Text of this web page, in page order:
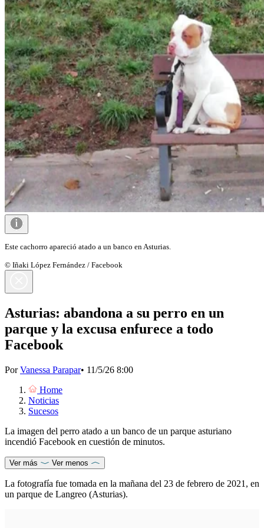
Este cachorro apareció atado a un banco en Asturias.
© Iñaki López Fernández / Facebook
Asturias: abandona a su perro en un
parque y la excusa enfurece a todo
Facebook
PorVanessa Parapar• 11/5/26 8:00
Home
Noticias
Sucesos
La imagen del perro atado a un banco de un parque asturiano
incendió Facebook en cuestión de minutos.
Ver más Ver menos
La fotografía fue tomada en la mañana del 23 de febrero de 2021, en
un parque de Langreo (Asturias).